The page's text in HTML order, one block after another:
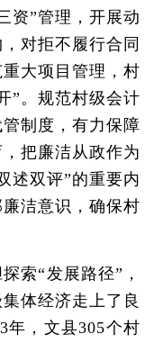
资”管理，开展动
对拒不履行合同
大项目管理，村
”。规范村级会计
制度，有力保障
把廉洁从政作为
述双评”的重要内
洁意识，确保村
索“发展路径”，
体经济走上了良
年，文县305个村